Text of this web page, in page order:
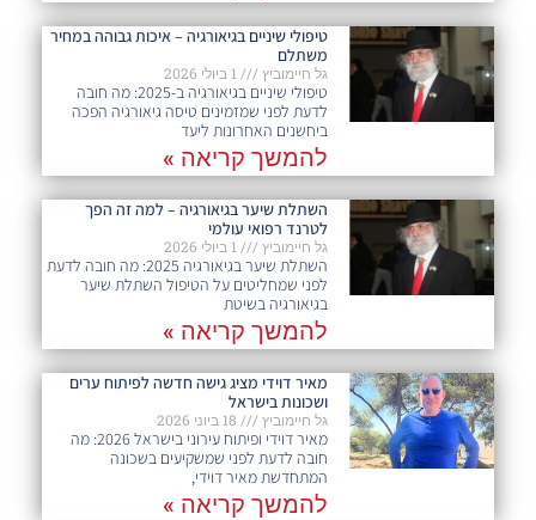
טיפולי שיניים בגיאורגיה – איכות גבוהה במחיר
משתלם
גל חיימוביץ
טיפולי שיניים בגיאורגיה ב-2025: מה חובה
לדעת לפני שמזמינים טיסה גיאורגיה הפכה
ביחשנים האחרונות ליעד
להמשך קריאה »
השתלת שיער בגיאורגיה – למה זה הפך
לטרנד רפואי עולמי
גל חיימוביץ
השתלת שיער בגיאורגיה 2025: מה חובה לדעת
לפני שמחליטים על הטיפול השתלת שיער
בגיאורגיה בשיטת
להמשך קריאה »
מאיר דוידי מציג גישה חדשה לפיתוח ערים
ושכונות בישראל
גל חיימוביץ
מאיר דוידי ופיתוח עירוני בישראל 2026: מה
חובה לדעת לפני שמשקיעים בשכונה
המתחדשת מאיר דוידי,
להמשך קריאה »